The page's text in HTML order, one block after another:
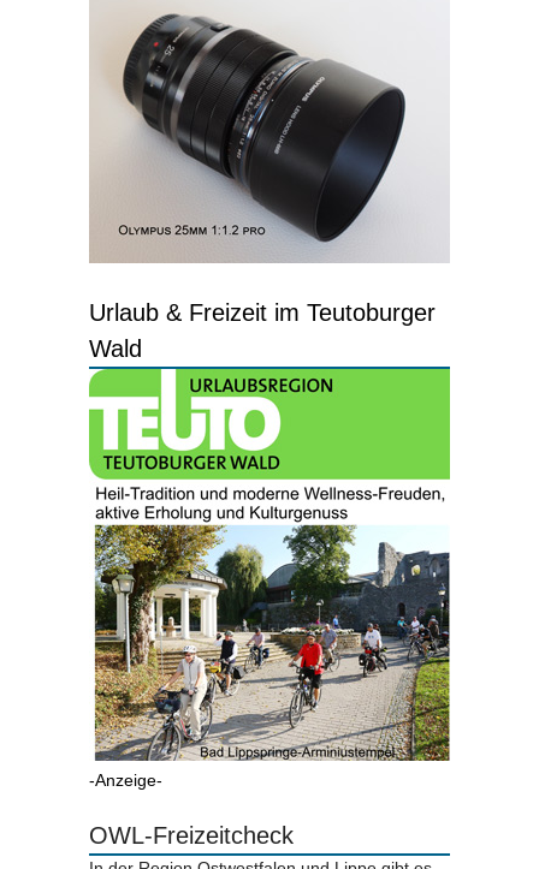
Urlaub & Freizeit im Teutoburger
Wald
-Anzeige-
OWL-Freizeitcheck